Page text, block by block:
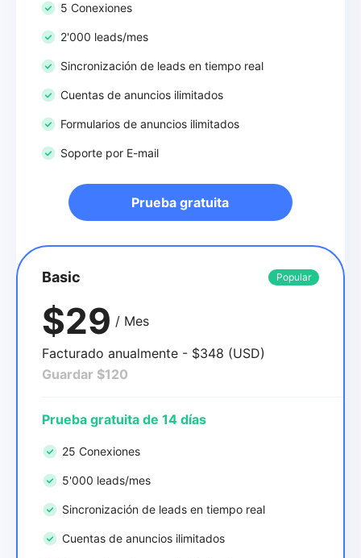
5 Conexiones
2'000 leads/mes
Sincronización de leads en tiempo real
Cuentas de anuncios ilimitados
Formularios de anuncios ilimitados
Soporte por E-mail
Prueba gratuita
Basic Popular
$29 / Mes
Facturado anualmente - $348 (USD)
Guardar $120
Prueba gratuita de 14 días
25 Conexiones
5'000 leads/mes
Sincronización de leads en tiempo real
Cuentas de anuncios ilimitados